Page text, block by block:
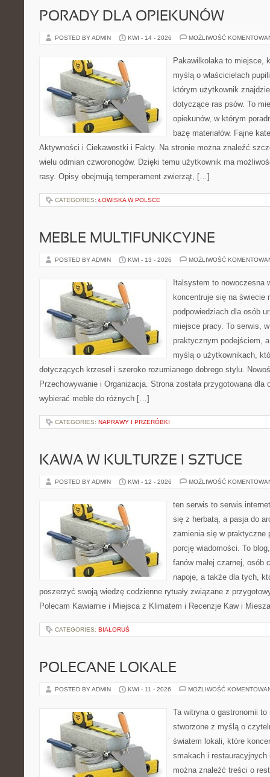
PORADY DLA OPIEKUNÓW
POSTED BY ADMIN KWI - 14 - 2026 MOŻLIWOŚĆ
Pakawilkolaka to miejsce,
myślą o właścicielach
którym użytkownik
dotyczące ras psów. To
opiekunów, w którym
bazę materiałów. Fajne
Aktywności i Ciekawostki i Fakty. Na stronie można znaleźć
wielu odmian czworonogów. Dzięki temu użytkownik ma
rasy. Opisy obejmują temperament zwierząt, […]
CATEGORIES: ŁOWISKA W POLSCE
MEBLE MULTIFUNKCYJNE
POSTED BY ADMIN KWI - 13 - 2026 MOŻLIWOŚĆ
Italsystem to nowoczesna
koncentruje się na świecie
podpowiedziach dla osób
miejsce pracy. To serwis,
praktycznym podejściem,
myślą o użytkownikach,
dotyczących krzeseł i szeroko rozumianego dobrego stylu.
Przechowywanie i Organizacja. Strona została przygotowana
wybierać meble do różnych […]
CATEGORIES: NAPRAWY I PRZERÓBKI
KAWA W KULTURZE I SZTUCE
POSTED BY ADMIN KWI - 12 - 2026 MOŻLIWOŚĆ
ten serwis to serwis
się z herbatą, a pasja do
zamienia się w praktyczne
porcję wiadomości. To
fanów małej czarnej, osób
napoje, a także dla tych,
poszerzyć swoją wiedzę codzienne rytuały związane z
Polecam Kawiarnie i Miejsca z Klimatem i Recenzje Kaw i
CATEGORIES: BIAŁORUŚ
POLECANE LOKALE
POSTED BY ADMIN KWI - 11 - 2026 MOŻLIWOŚĆ
Ta witryna o gastronomii
stworzone z myślą o
światem lokali, które
smakach i restauracyjnych
można znaleźć treści o